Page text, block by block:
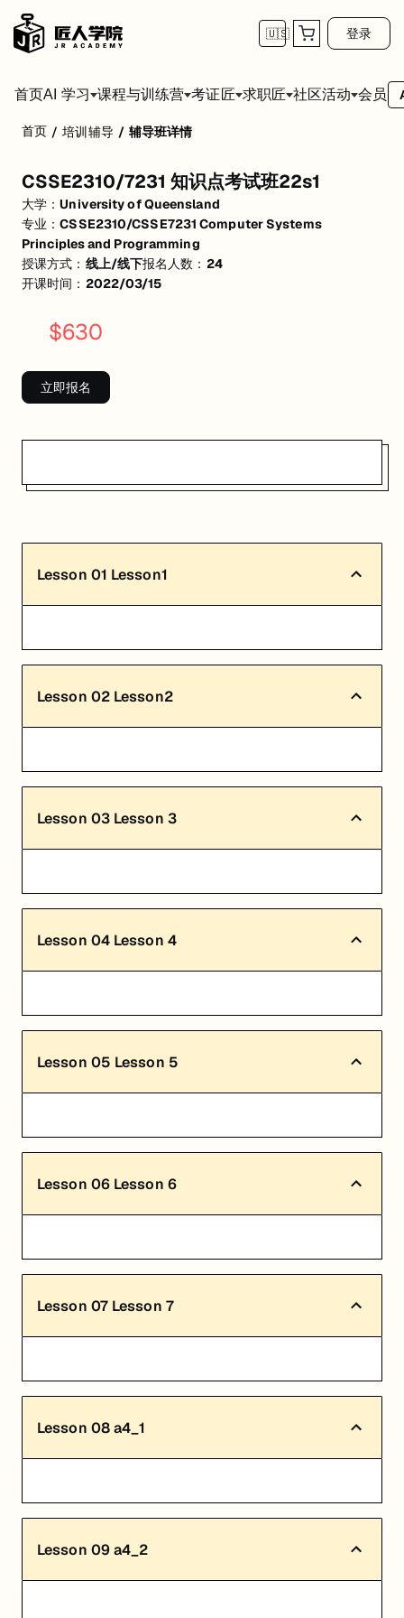
🇺🇸 登录
首页AI 学习 课程与训练营 考证匠 求职匠 社区活动 会员
活动形式: 线上/线下
开始日期: 2022/3/15
已有 24 名同学报名参加
关联大学:University of Queensland
关联课程: CSSE2310/CSSE7231 Computer Systems Principles and
首页 / 培训辅导 / 辅导班详情
CSSE2310/7231 知识点考试班22s1
大学：University of Queensland
专业：CSSE2310/CSSE7231 Computer Systems
Principles and Programming
授课方式： 线上/线下报名人数： 24
开课时间： 2022/03/15
$630
立即报名
Lesson 01 Lesson1
Lesson 02 Lesson2
Lesson 03 Lesson 3
Lesson 04 Lesson 4
Lesson 05 Lesson 5
Lesson 06 Lesson 6
Lesson 07 Lesson 7
Lesson 08a4_1
Lesson 09a4_2